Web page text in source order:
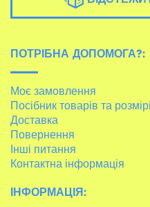
ПОТРІБНА ДОПОМОГА?:
Моє замовлення
Посібник товарів та
Доставка
Повернення
Інші питання
Контактна інформація
ІНФОРМАЦІЯ: